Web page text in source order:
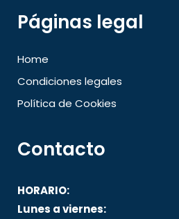
Páginas legal
Home
Condiciones legales
Política de Cookies
Contacto
HORARIO:
Lunes a viernes: